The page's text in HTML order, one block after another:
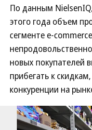
По данным
этого года объем
сегменте e-
новых покупателей
прибегать к
конкуренции на